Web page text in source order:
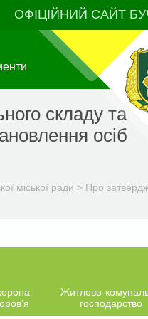
ОФІЦІЙНИЙ САЙТ
складу та
осіб
міської ради > Про
Житлово-
господарство